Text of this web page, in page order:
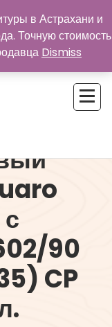
90
CP
в Астрахани и
Точную стоимость
Dismiss